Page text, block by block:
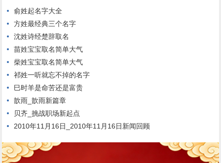
俞姓起名字大全
方姓最经典三个名字
沈姓诗经楚辞取名
苗姓宝宝取名简单大气
柴姓宝宝取名简单大气
祁姓一听就忘不掉的名字
巳时羊是命苦还是富贵
歆雨_歆雨新篇章
贝齐_挑战职场新起点
2010年11月16日_2010年11月16日新闻回顾